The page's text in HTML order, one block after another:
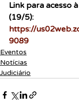
Link para acesso
(19/5):
https://
9089
Eventos
Notícias
Judiciário